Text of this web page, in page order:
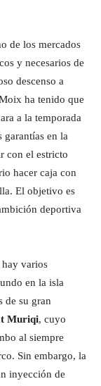
de los mercados
y necesarios de
descenso a
ha tenido que
a la temporada
garantías en la
con el estricto
hacer caja con
El objetivo es
deportiva
varios
en la isla
de su gran
Muriqi, cuyo
al siempre
Sin embargo, la
inyección de